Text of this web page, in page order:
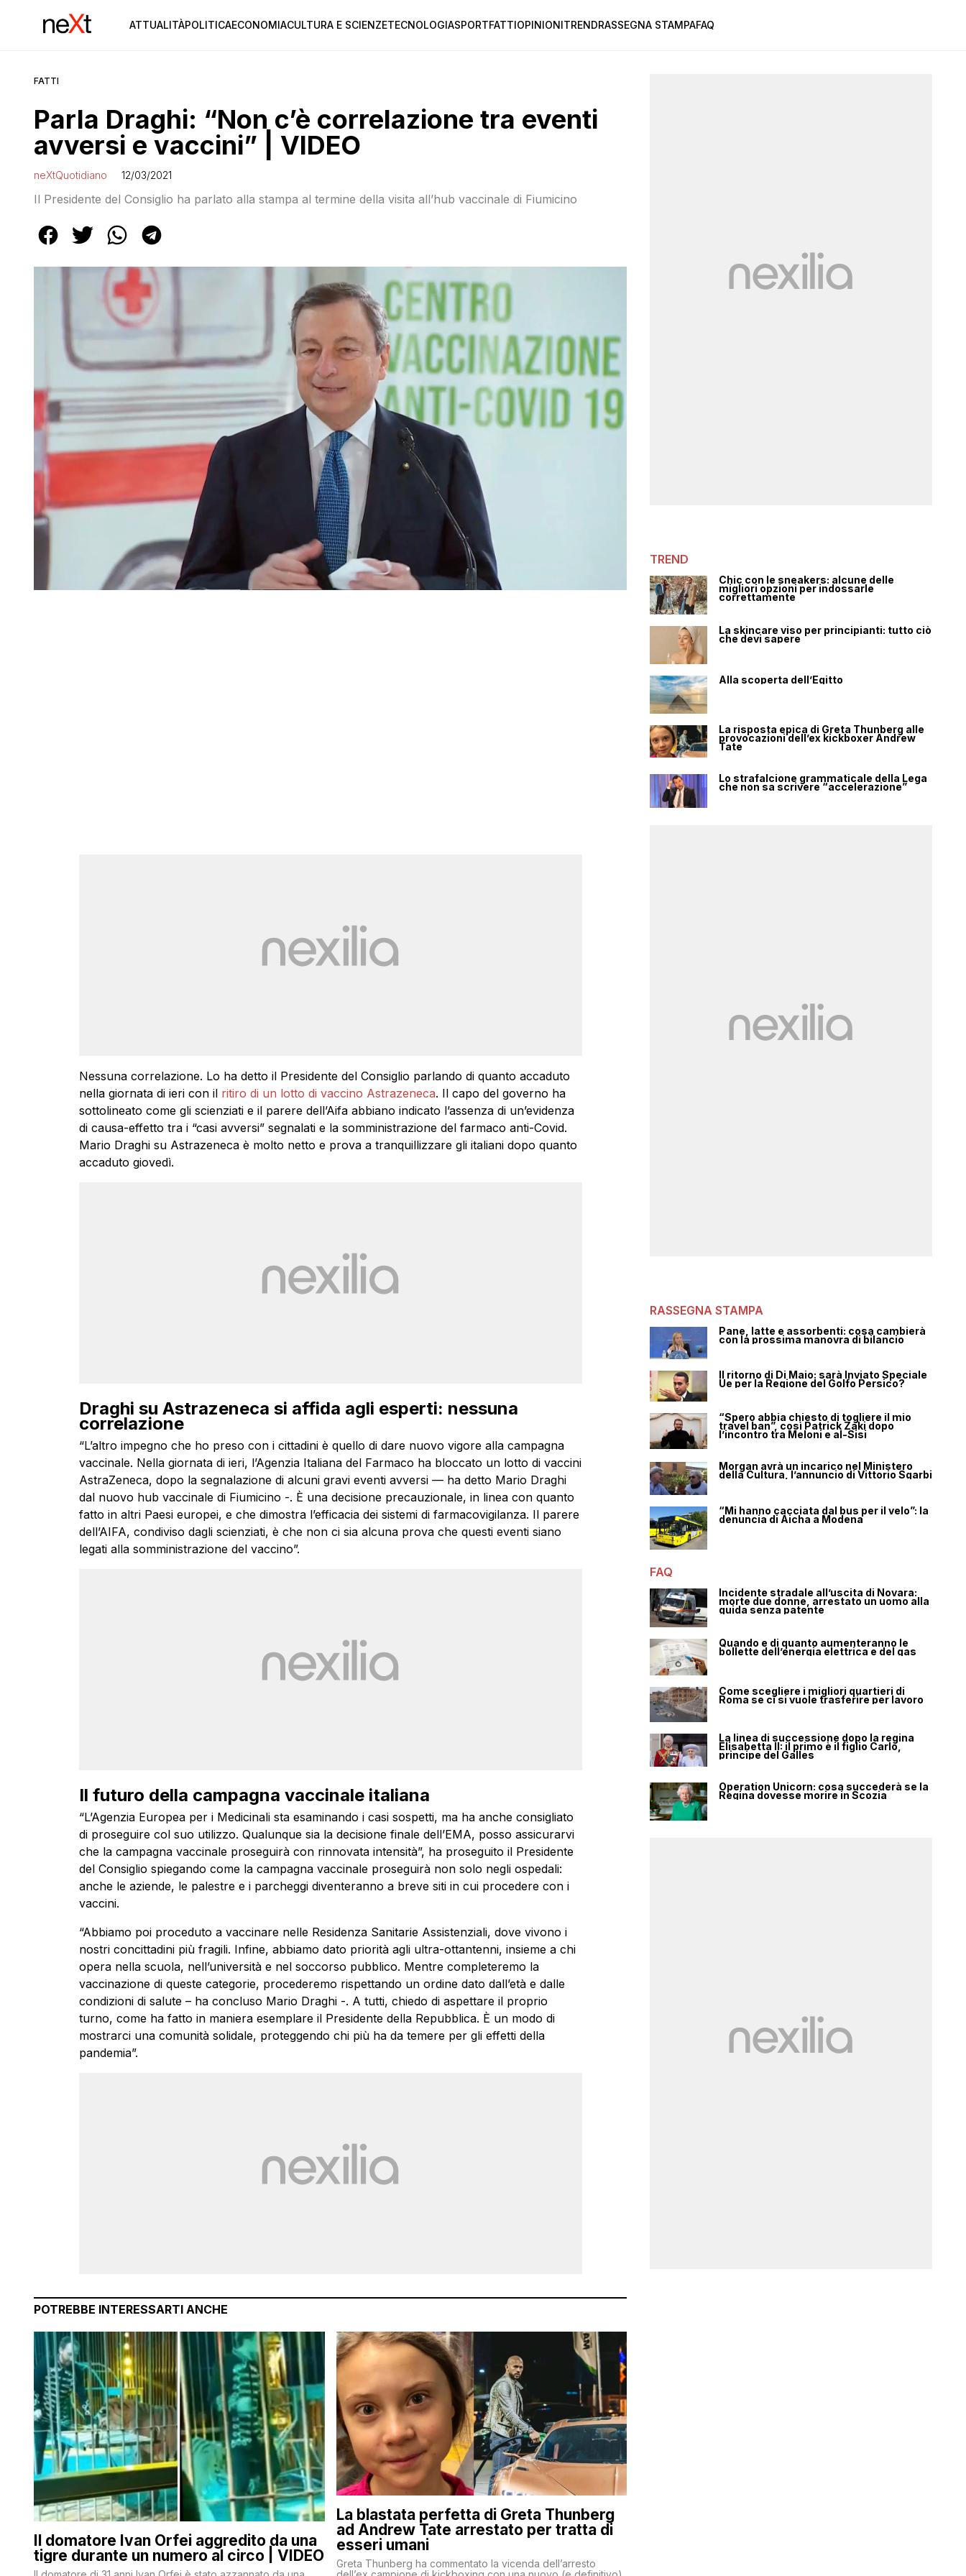
ATTUALITÀPOLITICAECONOMIACULTURA E SCIENZETECNOLOGIASPORTFATTIOPINIONITRENDRASSEGNA STAMPAFAQ
FATTI
Parla Draghi: “Non c’è correlazione tra eventi
avversi e vaccini” | VIDEO
neXtQuotidiano 12/03/2021
Il Presidente del Consiglio ha parlato alla stampa al termine della visita all’hub vaccinale di Fiumicino
Nessuna correlazione. Lo ha detto il Presidente del Consiglio parlando di quanto accaduto
nella giornata di ieri con il ritiro di un lotto di vaccino Astrazeneca. Il capo del governo ha
sottolineato come gli scienziati e il parere dell’Aifa abbiano indicato l’assenza di un’evidenza
di causa-effetto tra i “casi avversi” segnalati e la somministrazione del farmaco anti-Covid.
Mario Draghi su Astrazeneca è molto netto e prova a tranquillizzare gli italiani dopo quanto
accaduto giovedì.
Draghi su Astrazeneca si affida agli esperti: nessuna
correlazione
“L’altro impegno che ho preso con i cittadini è quello di dare nuovo vigore alla campagna
vaccinale. Nella giornata di ieri, l’Agenzia Italiana del Farmaco ha bloccato un lotto di vaccini
AstraZeneca, dopo la segnalazione di alcuni gravi eventi avversi — ha detto Mario Draghi
dal nuovo hub vaccinale di Fiumicino -. È una decisione precauzionale, in linea con quanto
fatto in altri Paesi europei, e che dimostra l’efficacia dei sistemi di farmacovigilanza. Il parere
dell’AIFA, condiviso dagli scienziati, è che non ci sia alcuna prova che questi eventi siano
legati alla somministrazione del vaccino”.
Il futuro della campagna vaccinale italiana
“L’Agenzia Europea per i Medicinali sta esaminando i casi sospetti, ma ha anche consigliato
di proseguire col suo utilizzo. Qualunque sia la decisione finale dell’EMA, posso assicurarvi
che la campagna vaccinale proseguirà con rinnovata intensità”, ha proseguito il Presidente
del Consiglio spiegando come la campagna vaccinale proseguirà non solo negli ospedali:
anche le aziende, le palestre e i parcheggi diventeranno a breve siti in cui procedere con i
vaccini.
“Abbiamo poi proceduto a vaccinare nelle Residenza Sanitarie Assistenziali, dove vivono i
nostri concittadini più fragili. Infine, abbiamo dato priorità agli ultra-ottantenni, insieme a chi
opera nella scuola, nell’università e nel soccorso pubblico. Mentre completeremo la
vaccinazione di queste categorie, procederemo rispettando un ordine dato dall’età e dalle
condizioni di salute – ha concluso Mario Draghi -. A tutti, chiedo di aspettare il proprio
turno, come ha fatto in maniera esemplare il Presidente della Repubblica. È un modo di
mostrarci una comunità solidale, proteggendo chi più ha da temere per gli effetti della
pandemia”.
POTREBBE INTERESSARTI ANCHE
Il domatore Ivan Orfei aggredito da una
tigre durante un numero al circo | VIDEO
La blastata perfetta di Greta Thunberg
ad Andrew Tate arrestato per tratta di
esseri umani
Greta Thunberg ha commentato la vicenda dell’arresto
TREND
Chic con le sneakers: alcune delle
migliori opzioni per indossarle
correttamente
La skincare viso per principianti: tutto ciò
che devi sapere
Alla scoperta dell’Egitto
La risposta epica di Greta Thunberg alle
provocazioni dell’ex kickboxer Andrew
Tate
Lo strafalcione grammaticale della Lega
che non sa scrivere “accelerazione”
RASSEGNA STAMPA
Pane, latte e assorbenti: cosa cambierà
con la prossima manovra di bilancio
Il ritorno di Di Maio: sarà Inviato Speciale
Ue per la Regione del Golfo Persico?
“Spero abbia chiesto di togliere il mio
travel ban”, così Patrick Zaki dopo
l’incontro tra Meloni e al-Sisi
Morgan avrà un incarico nel Ministero
della Cultura, l’annuncio di Vittorio Sgarbi
“Mi hanno cacciata dal bus per il velo”: la
denuncia di Aicha a Modena
FAQ
Incidente stradale all’uscita di Novara:
morte due donne, arrestato un uomo alla
guida senza patente
Quando e di quanto aumenteranno le
bollette dell’energia elettrica e del gas
Come scegliere i migliori quartieri di
Roma se ci si vuole trasferire per lavoro
La linea di successione dopo la regina
Elisabetta II: il primo è il figlio Carlo,
principe del Galles
Operation Unicorn: cosa succederà se la
Regina dovesse morire in Scozia